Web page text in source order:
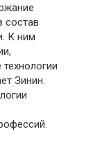
состав
К ним
Зинин.